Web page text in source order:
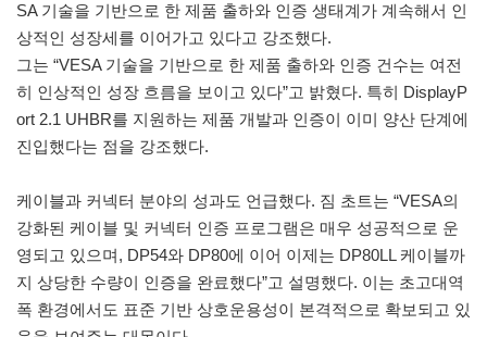
SA 기술을 기반으로 한 제품 출하와 인증 생태계가 계속해서 인
상적인 성장세를 이어가고 있다고 강조했다.
그는 “VESA 기술을 기반으로 한 제품 출하와 인증 건수는 여전
히 인상적인 성장 흐름을 보이고 있다”고 밝혔다. 특히 DisplayP
ort 2.1 UHBR를 지원하는 제품 개발과 인증이 이미 양산 단계에
진입했다는 점을 강조했다.
케이블과 커넥터 분야의 성과도 언급했다. 짐 초트는 “VESA의
강화된 케이블 및 커넥터 인증 프로그램은 매우 성공적으로 운
영되고 있으며, DP54와 DP80에 이어 이제는 DP80LL 케이블까
지 상당한 수량이 인증을 완료했다”고 설명했다. 이는 초고대역
폭 환경에서도 표준 기반 상호운용성이 본격적으로 확보되고 있